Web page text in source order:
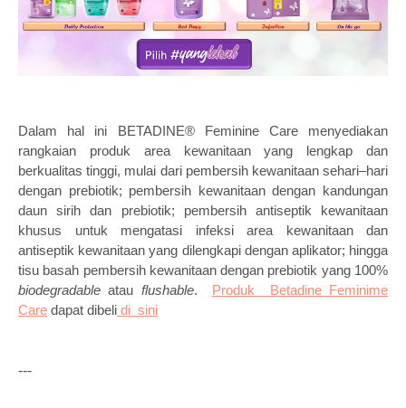
Dalam hal ini BETADINE® Feminine Care menyediakan
rangkaian produk area kewanitaan yang lengkap dan
berkualitas tinggi, mulai dari pembersih kewanitaan sehari–hari
dengan prebiotik; pembersih kewanitaan dengan kandungan
daun sirih dan prebiotik; pembersih antiseptik kewanitaan
khusus untuk mengatasi infeksi area kewanitaan dan
antiseptik kewanitaan yang dilengkapi dengan aplikator; hingga
biodegradable atau flushable.
Produk  Betadine Feminime
Care dapat dibeli di
  sini
---